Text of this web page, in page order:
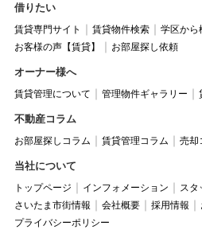
借りたい
賃貸専門サイト 賃貸物件検索 学区から
お客様の声【賃貸】
お部屋探し依頼
オーナー様へ
賃貸管理について 管理物件ギャラリー
不動産コラム
お部屋探しコラム 賃貸管理コラム 売却
当社について
トップページ インフォメーション スタ
さいたま市街情報
会社概要 採用情報
プライバシーポリシー